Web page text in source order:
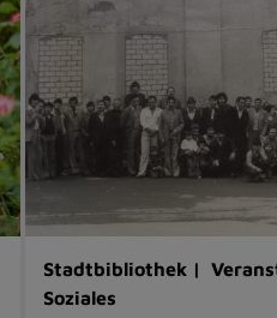
Stadtbibliothek |
Soziales